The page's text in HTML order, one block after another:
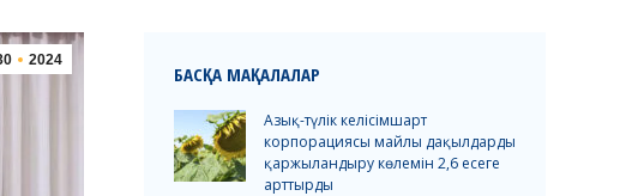
2024
БАСҚА МАҚАЛАЛАР
Азық-түлік келісімшарт
корпорациясы майлы дақылдарды
қаржыландыру көлемін 2,6 есеге
арттырды